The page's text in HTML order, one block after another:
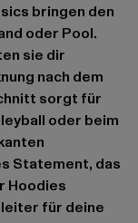
bringen den
oder Pool.
sie dir
nach dem
sorgt für
oder beim
Statement, das
Hoodies
für deine